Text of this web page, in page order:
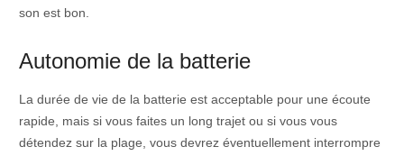
son est bon.
Autonomie de la batterie
La durée de vie de la batterie est acceptable pour une écoute
rapide, mais si vous faites un long trajet ou si vous vous
détendez sur la plage, vous devrez éventuellement interrompre